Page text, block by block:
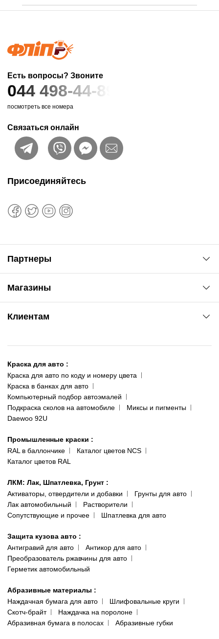
Есть вопросы? Звоните
044 498-44-89
посмотреть все номера
Связаться онлайн
Магазины
ул. Рабочая, 2-а
093 611-39-23
(ориентир: Интайм №40)
Одесса
пр-т Акад. Глушко, 29
066 554-97-70
Клиентам
Доставка и оплата
Сотрудничество
Наши публикации
Публичная оферта
Политика конфиденциальности
Присоединяйтесь
Партнеры
Сервис колористам
Краска для авто :
Краска для авто по коду и номеру цвета
Краска в банках для авто
Компьютерный подбор автоэмалей
Подкраска сколов на автомобиле
Миксы и пигменты
Daewoo 92U
Промышленные краски :
RAL в баллончике
Каталог цветов NCS
Каталог цветов RAL
ЛКМ: Лак, Шпатлевка, Грунт :
Активаторы, отвердители и добавки
Грунты для авто
Лак автомобильный
Растворители
Сопутствующие и прочее
Шпатлевка для авто
Защита кузова авто :
Антигравий для авто
Антикор для авто
Преобразователь ржавчины для авто
Герметик автомобильный
Абразивные материалы :
Наждачная бумага для авто
Шлифовальные круги
Скотч-брайт
Наждачка на поролоне
Абразивная бумага в полосах
Абразивные губки